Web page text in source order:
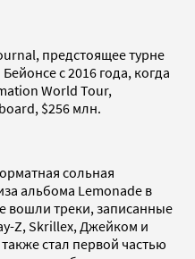
предстоящее турне
с 2016 года, когда
World Tour,
$256 млн.
сольная
альбома Lemonade в
вошли треки, записанные
Z, Skrillex, Джейком и
стал первой частью